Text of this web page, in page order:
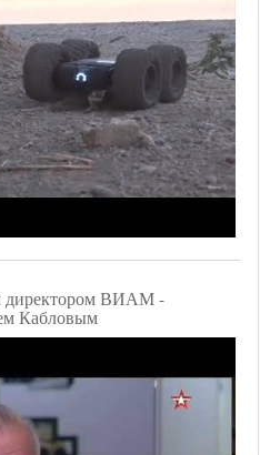
директором ВИАМ -
Кабловым